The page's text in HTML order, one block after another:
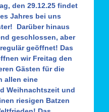
den 29.12.25 findet
Jahres bei uns
Darüber hinaus
geschlossen, aber
regulär geöffnet! Das
wir Freitag den
Gästen für die
allen eine
Weihnachtszeit und
riesigen Batzen